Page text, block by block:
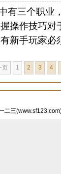
有三个职业
操作技巧对
新手玩家
页 1 2 3 4
二三